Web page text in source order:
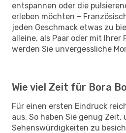
entspannen oder die
erleben möchten –
jeden Geschmack etwas zu
alleine, als Paar oder mit Ihrer
werden Sie unvergessliche
Wie viel Zeit für Bora
Für einen ersten Eindruck
aus. So haben Sie genug
Sehenswürdigkeiten zu